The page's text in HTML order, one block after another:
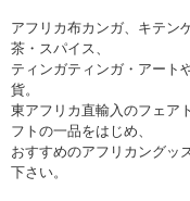
アフリカ布カンガ、キテン
茶・スパイス、
ティンガティンガ・アート
貨。
東アフリカ直輸入のフェア
フトの一品をはじめ、
おすすめのアフリカングッ
下さい。